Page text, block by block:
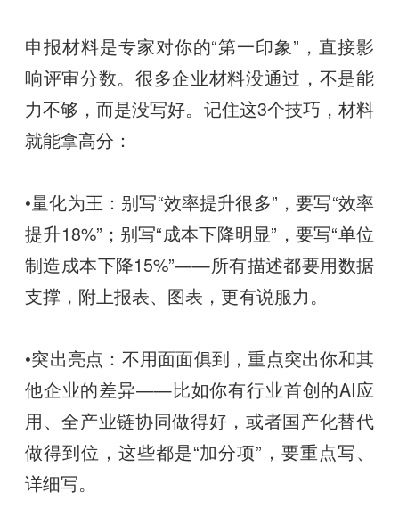
申报材料是专家对你的“第一印象”，直接影
响评审分数。很多企业材料没通过，不是能
力不够，而是没写好。记住这3个技巧，材料
就能拿高分：
•量化为王：别写“效率提升很多”，要写“效率
提升18%”；别写“成本下降明显”，要写“单位
制造成本下降15%”——所有描述都要用数据
支撑，附上报表、图表，更有说服力。
•突出亮点：不用面面俱到，重点突出你和其
他企业的差异——比如你有行业首创的AI应
用、全产业链协同做得好，或者国产化替代
做得到位，这些都是“加分项”，要重点写、
详细写。